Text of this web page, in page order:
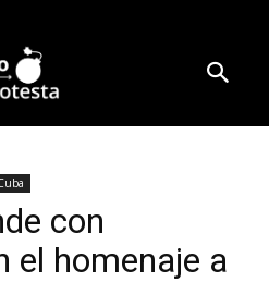
con
el homenaje a